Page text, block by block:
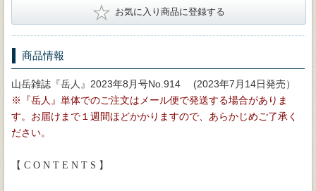
★ お気に入り商品に登録する
商品情報
山岳雑誌『岳人』2023年8月号No.914 (2023年7月14日発売）
※『岳人』単体でのご注文はメール便で発送する場合がありま
す。お届けまで１週間ほどかかりますので、あらかじめご了承く
ださい。
【 C O N T E N T S 】